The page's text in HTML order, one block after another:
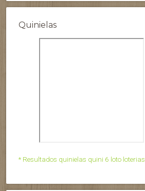
Quinielas
* Resultados quinielas quini 6 loto